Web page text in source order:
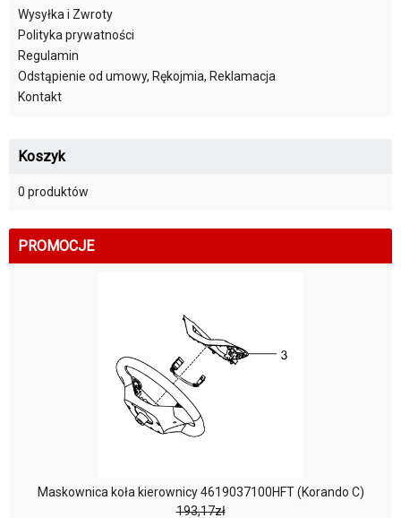
Wysyłka i Zwroty
Polityka prywatności
Regulamin
Odstąpienie od umowy, Rękojmia, Reklamacja
Kontakt
Koszyk
0 produktów
PROMOCJE
Maskownica koła kierownicy 4619037100HFT (Korando C)
193,17zł